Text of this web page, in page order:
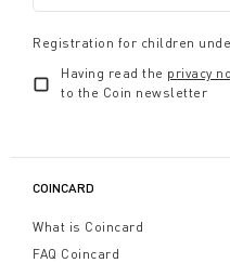
Registration for children
Having read the privacy
to the Coin newsletter
COINCARD
What is Coincard
FAQ Coincard